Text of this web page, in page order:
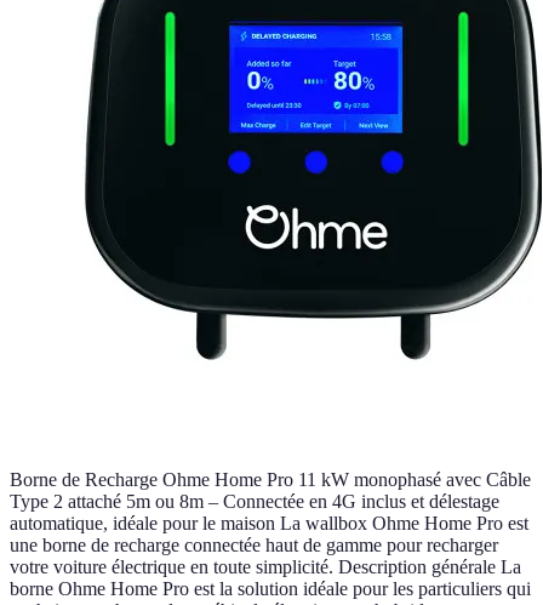
Borne de Recharge Ohme Home Pro 11 kW monophasé avec Câble
Type 2 attaché 5m ou 8m – Connectée en 4G inclus et délestage
automatique, idéale pour le maison La wallbox Ohme Home Pro est
une borne de recharge connectée haut de gamme pour recharger
votre voiture électrique en toute simplicité. Description générale La
borne Ohme Home Pro est la solution idéale pour les particuliers qui